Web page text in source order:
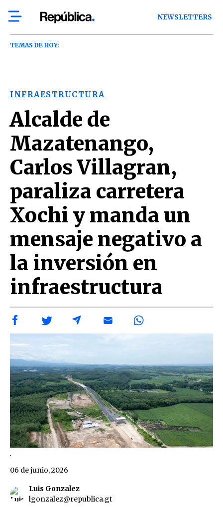
NEWSLETTERS
TEMAS DE HOY:
INFRAESTRUCTURA
Alcalde de
Mazatenango,
Carlos Villagran,
paraliza carretera
Xochi y manda un
mensaje negativo a
la inversión en
infraestructura
.
Luis Gonzalez
lgonzalez@republica.gt
06 de junio, 2026